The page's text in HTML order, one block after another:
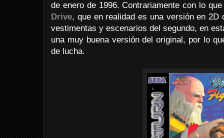
de enero de 1996. Contrariamente con lo
Drive, que en realidad es una versión en
vestimentas y escenarios del segundo, en
una muy buena versión del original, por lo
de lucha.